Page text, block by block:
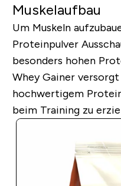
Muskelaufbau
Um Muskeln
Proteinpulver
besonders hohen
Whey Gainer
hochwertigem
beim Training zu